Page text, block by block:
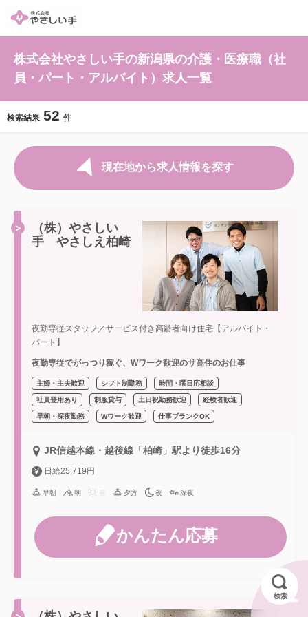
株式会社やさしい手の新潟県の介護・医療職（社
員・パート・アルバイト）求人一覧
検索結果 52 件
現在地から求人情報を探す
（株）やさしい
手 やさしえ柏崎
夜勤専従スタッフ／サービス付き高齢者向け住宅【アルバイト・
パート】
夜勤専従でがっつり稼ぐ、Wワーク歓迎のサ高住のお仕事
主婦・主夫歓迎 シフト制勤務 時間・曜日応相談
社員登用あり 制服貸与 土日祝勤務歓迎 経験者歓迎
早朝・深夜勤務 Wワーク歓迎 仕事ブランクOK
JR信越本線・越後線「柏崎」駅より徒歩16分
日給25,719円
早朝 朝 夕方 夜 深夜
かんたん応募
検索